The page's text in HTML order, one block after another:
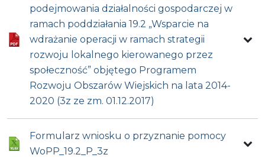
podejmowania działalności gospodarczej w
ramach poddziałania 19.2 „Wsparcie na
wdrażanie operacji w ramach strategii
rozwoju lokalnego kierowanego przez
społeczność” objętego Programem
Rozwoju Obszarów Wiejskich na lata 2014-
2020 (3z ze zm. 01.12.2017)
Formularz wniosku o przyznanie pomocy
WoPP_19.2_P_3z